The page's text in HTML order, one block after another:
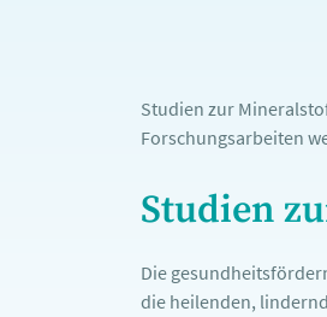
Studien zur
Forschungsarbeiten
Studien
Die
die heilenden,